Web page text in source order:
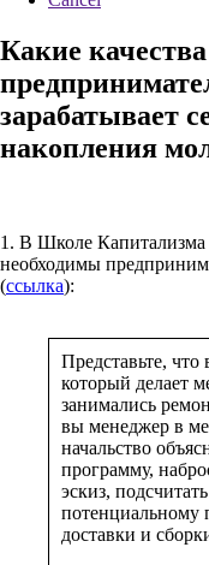
Какие
зарабатывает
накопления
1. В Школе Капитализма
необходимы
(ссылка):
Представьте, что
который делает
занимались
вы менеджер в
начальство
программу,
эскиз,
потенциальному
доставки и